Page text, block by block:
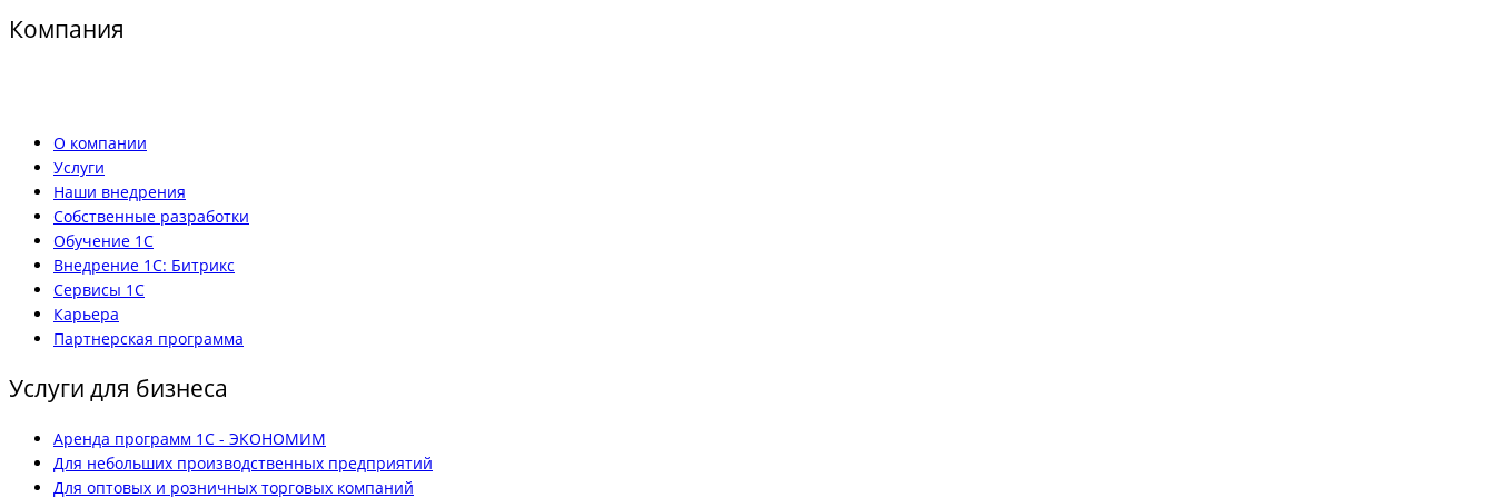
Компания
О компании
Услуги
Наши внедрения
Собственные разработки
Обучение 1С
Внедрение 1С: Битрикс
Сервисы 1С
Карьера
Партнерская программа
Услуги для бизнеса
Аренда программ 1С - ЭКОНОМИМ
Для небольших производственных предприятий
Для оптовых и розничных торговых компаний